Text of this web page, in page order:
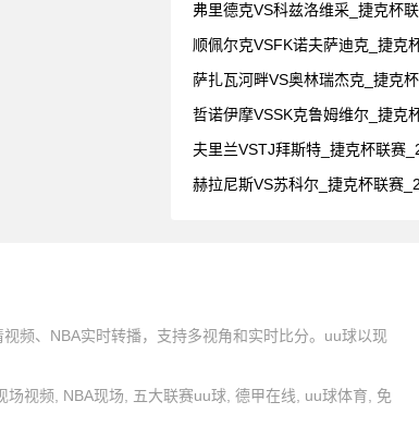
弗里德克VS科兹洛维采_捷克杯
顺佩尔克VSFK诺夫萨迪克_捷克
哲诺伊摩VSSK克鲁姆维尔_捷克
夫里兰VSTJ拜斯特_捷克杯联赛
赫拉尼斯VS苏科尔_捷克杯联赛
频、NBA实时转播，支持多视角和实时比分。uu球以现
视频, NBA现场, 五大联赛uu球, 德甲在线, uu球体育, 免